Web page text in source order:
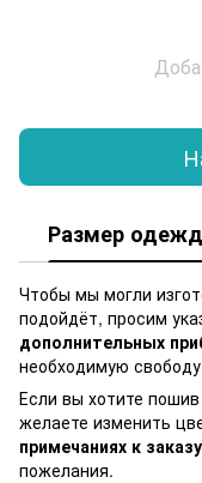
Размер
Чтобы мы могли
подойдёт, просим
дополнительных
необходимую
Если вы хотите
желаете изменить
примечаниях к заказу
пожелания.